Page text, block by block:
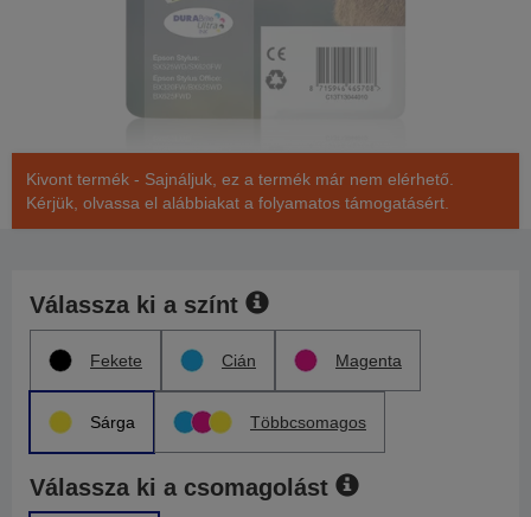
Kivont termék - Sajnáljuk, ez a termék már nem elérhető.
Kérjük, olvassa el alábbiakat a folyamatos támogatásért.
Válassza ki a színt
Fekete Cián Magenta
Sárga Többcsomagos
Válassza ki a csomagolást